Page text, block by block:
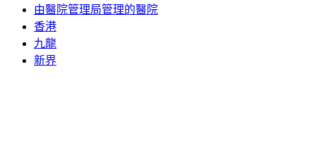
由醫院管理局管理的醫院
香港
九龍
新界